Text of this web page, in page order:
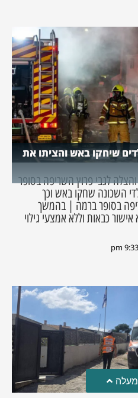
שיחקו באש והציתו את
לגבי פרוץ השריפה בסופר
השכונה שחקו באש וכך
בסופר ברמה | בהמשך
כבאות וללא אמצעי גילוי
9:33 pm